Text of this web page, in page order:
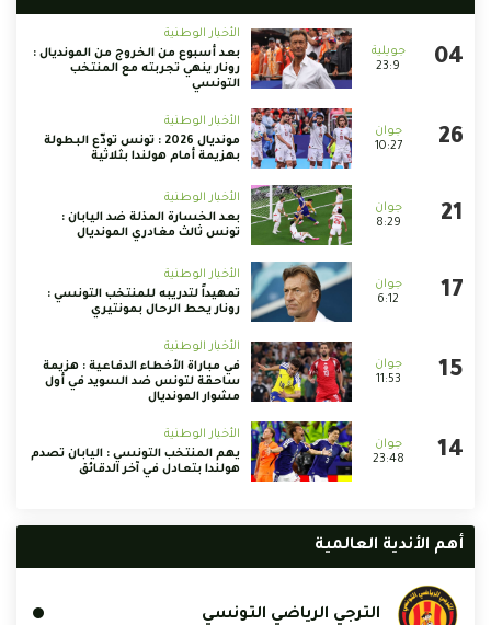
23:9
الأخبار الوطنية
بعد أسبوع من الخروج من المونديال :
رونار ينهي تجربته مع المنتخب
التونسي
10:27
الأخبار الوطنية
مونديال 2026 : تونس تودّع البطولة
بهزيمة أمام هولندا بثلاثية
8:29
الأخبار الوطنية
بعد الخسارة المذلة ضد اليابان :
تونس ثالث مغادري المونديال
6:12
الأخبار الوطنية
تمهيداً لتدريبه للمنتخب التونسي :
رونار يحط الرحال بمونتيري
11:53
الأخبار الوطنية
في مباراة الأخطاء الدفاعية : هزيمة
ساحقة لتونس ضد السويد في أول
مشوار المونديال
23:48
الأخبار الوطنية
يهم المنتخب التونسي : اليابان تصدم
هولندا بتعادل في آخر الدقائق
أهم الأندية العالمية
الترجي الرياضي التونسي